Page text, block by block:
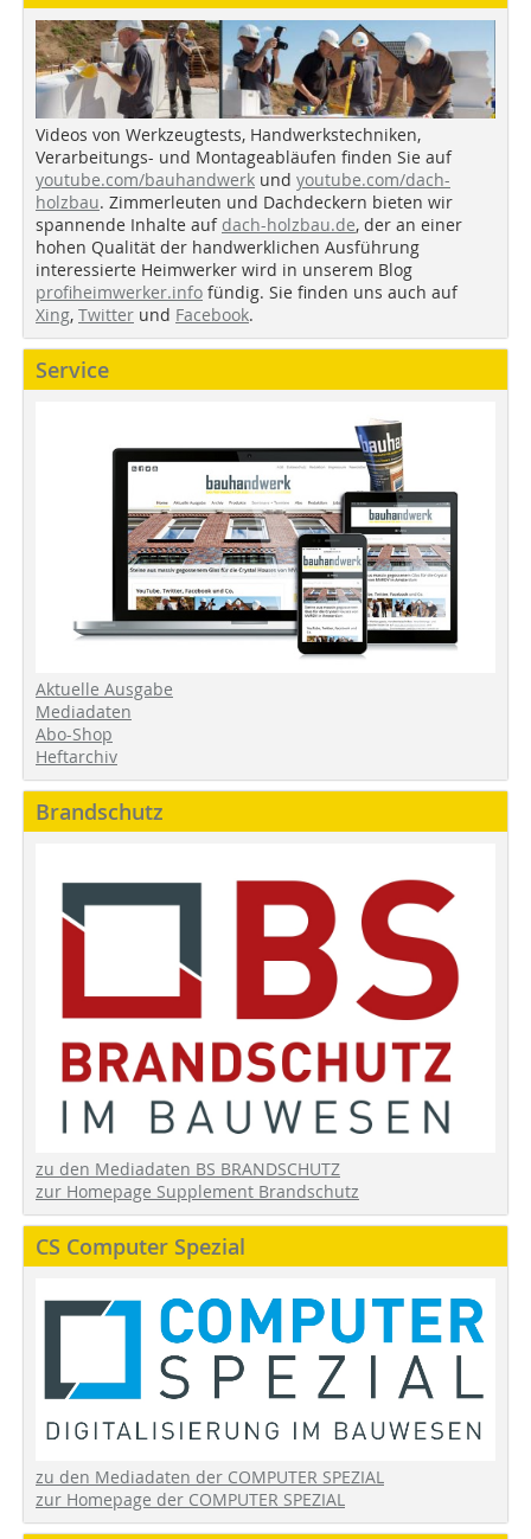
Videos von Werkzeugtests, Handwerkstechniken,
Verarbeitungs- und Montageabläufen finden Sie auf
youtube.com/bauhandwerk und youtube.com/dach-
holzbau. Zimmerleuten und Dachdeckern bieten wir
spannende Inhalte auf dach-holzbau.de, der an einer
hohen Qualität der handwerklichen Ausführung
interessierte Heimwerker wird in unserem Blog
profiheimwerker.info fündig. Sie finden uns auch auf
Xing, Twitter und Facebook.
Service
Aktuelle Ausgabe
Mediadaten
Abo-Shop
Heftarchiv
Brandschutz
zu den Mediadaten BS BRANDSCHUTZ
zur Homepage Supplement Brandschutz
CS Computer Spezial
zu den Mediadaten der COMPUTER SPEZIAL
zur Homepage der COMPUTER SPEZIAL